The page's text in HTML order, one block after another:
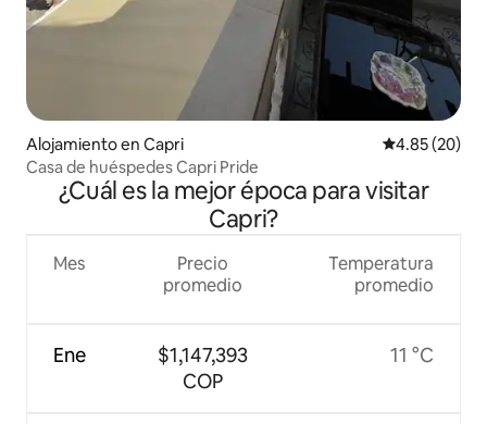
Alojamiento en Capri Calificación
4.85 (20)
Casa de huéspedes Capri Pride
¿Cuál es la mejor época para visitar
Capri?
Mes
Ene
Precio
promedio
$1,147,393
COP
Temperatura
promedio
11 °C